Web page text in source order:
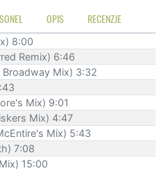
OPIS RECENZJE
8:00
Remix) 6:46
Broadway Mix) 3:32
Mix) 9:01
Mix) 4:47
Mix) 5:43
7:08
15:00